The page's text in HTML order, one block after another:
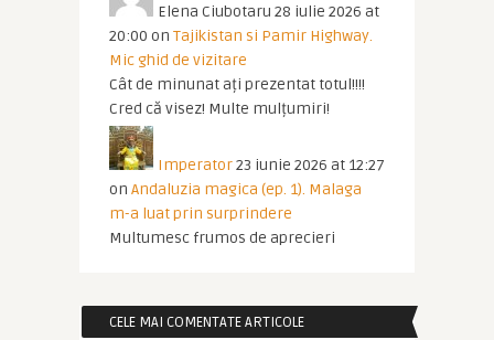
Elena Ciubotaru 28 iulie 2026 at
20:00 on Tajikistan si Pamir Highway.
Mic ghid de vizitare
Cât de minunat ați prezentat totul!!!!
Cred că visez! Multe mulțumiri!
Imperator23 iunie 2026 at 12:27
on Andaluzia magica (ep. 1). Malaga
m-a luat prin surprindere
Multumesc frumos de aprecieri
CELE MAI COMENTATE ARTICOLE